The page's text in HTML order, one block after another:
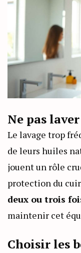
Ne pas
Le lavage trop
de leurs huiles
jouent un rôle
protection du
deux ou trois
maintenir cet
Choisir les